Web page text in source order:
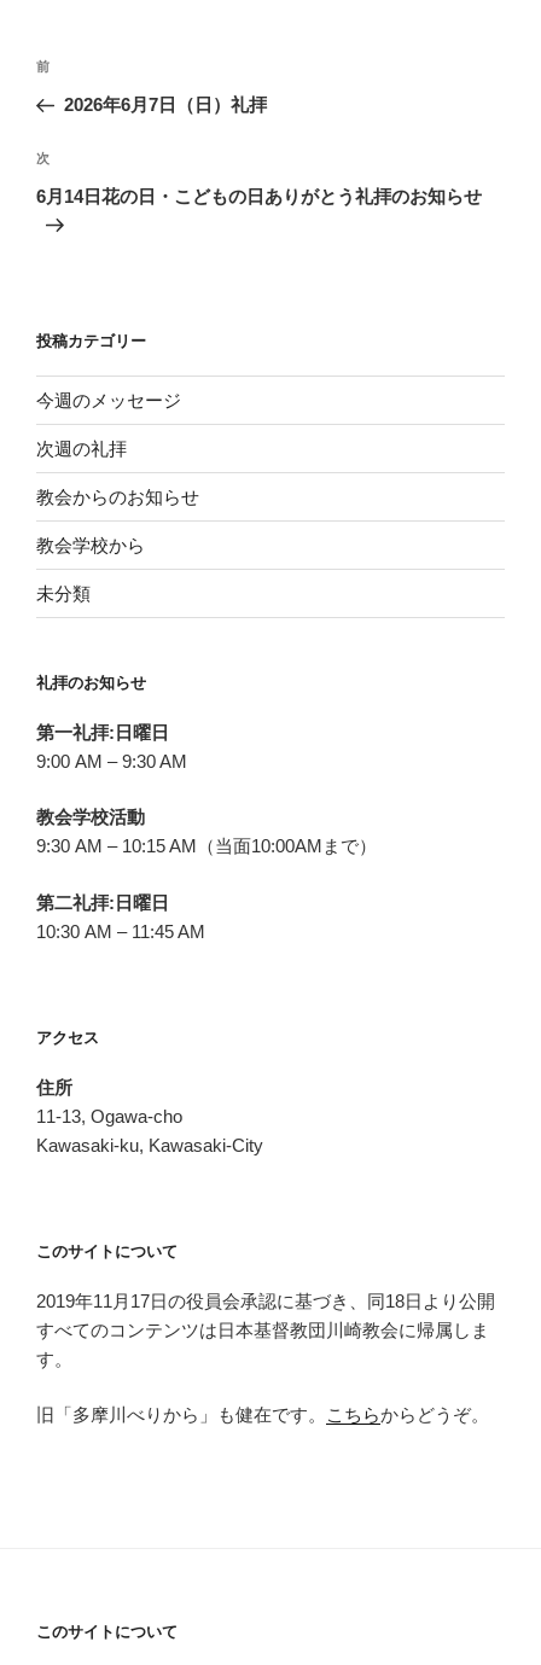
投
ナ
ビ
ゲ
ー
前
の
稿
前
2026年6月7日（日）礼拝
次
の
次
6月14日花の日・こどもの日ありがとう礼拝のお知らせ
投稿カテゴリー
今週のメッセージ
次週の礼拝
教会からのお知らせ
教会学校から
未分類
礼拝のお知らせ
第一礼拝:日曜日
9:00 AM – 9:30 AM
教会学校活動
9:30 AM – 10:15 AM（当面10:00AMまで）
第二礼拝:日曜日
10:30 AM – 11:45 AM
アクセス
住所
11-13, Ogawa-cho
Kawasaki-ku, Kawasaki-City
このサイトについて
2019年11月17日の役員会承認に基づき、同18日より公開
すべてのコンテンツは日本基督教団川崎教会に帰属しま
す。
旧「多摩川べりから」も健在です。 こちらからどうぞ。
このサイトについて